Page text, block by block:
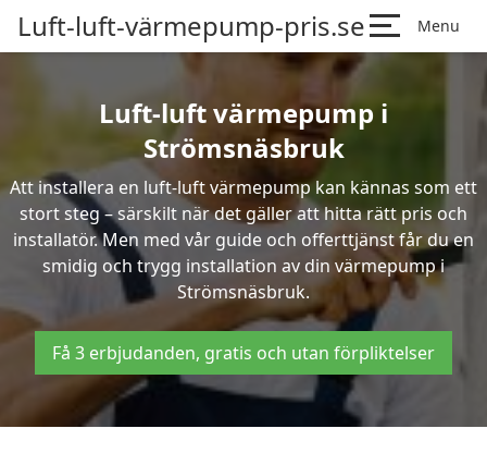
Luft-luft-värmepump-pris.se Menu
Luft-luft värmepump i
Strömsnäsbruk
Att installera en luft-luft värmepump kan kännas som ett
stort steg – särskilt när det gäller att hitta rätt pris och
installatör. Men med vår guide och offerttjänst får du en
smidig och trygg installation av din värmepump i
Strömsnäsbruk.
Få 3 erbjudanden, gratis och utan förpliktelser